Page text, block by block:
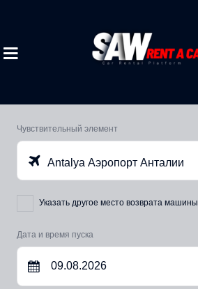
Чувствительный элемент
Antalya Аэропорт Анталии
Указать другое место возврата машины
Дата и время пуска